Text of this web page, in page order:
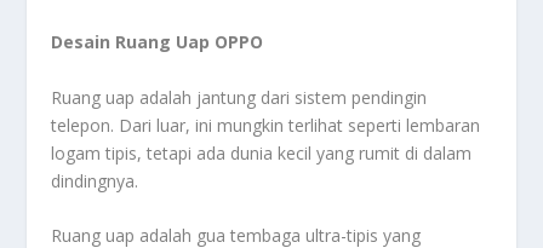
Desain Ruang Uap OPPO
Ruang uap adalah jantung dari sistem pendingin
telepon. Dari luar, ini mungkin terlihat seperti lembaran
logam tipis, tetapi ada dunia kecil yang rumit di dalam
dindingnya.
Ruang uap adalah gua tembaga ultra-tipis yang